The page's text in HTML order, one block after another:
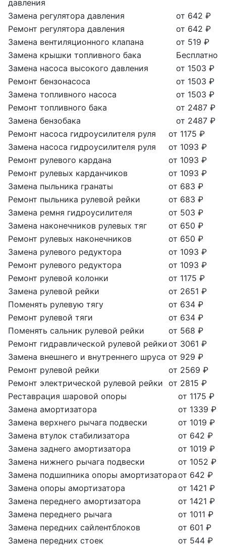
давления
Замена регулятора давления
от 642 ₽
Ремонт регулятора давления
от 642 ₽
Замена вентиляционного клапана
от 519 ₽
Замена крышки топливного бака
Бесплатно
Замена насоса высокого давления
от 1503 ₽
Ремонт бензонасоса
от 1503 ₽
Замена топливного насоса
от 1503 ₽
Ремонт топливного бака
от 2487 ₽
Замена бензобака
от 2487 ₽
Ремонт насоса гидроусилителя руля
от 1175 ₽
Замена насоса гидроусилителя руля
от 1093 ₽
Ремонт рулевого кардана
от 1093 ₽
Ремонт рулевых карданчиков
от 1093 ₽
Замена пыльника гранаты
от 683 ₽
Ремонт пыльника рулевой рейки
от 683 ₽
Замена ремня гидроусилителя
от 503 ₽
Замена наконечников рулевых тяг
от 650 ₽
Ремонт рулевых наконечников
от 650 ₽
Замена рулевого редуктора
от 1093 ₽
Ремонт рулевого редуктора
от 1093 ₽
Ремонт рулевой колонки
от 1175 ₽
Замена рулевой рейки
от 2651 ₽
Поменять рулевую тягу
от 634 ₽
Ремонт рулевой тяги
от 634 ₽
Поменять сальник рулевой рейки
от 568 ₽
Ремонт гидравлической рулевой рейкиот 3061 ₽
Замена внешнего и внутреннего шруса от 929 ₽
Ремонт рулевой рейки
от 2569 ₽
Ремонт электрической рулевой рейки от 2815 ₽
Реставрация шаровой опоры
от 1175 ₽
Замена амортизатора
от 1339 ₽
Замена верхнего рычага подвески
от 1019 ₽
Замена втулок стабилизатора
от 642 ₽
Замена заднего амортизатора
от 1019 ₽
Замена нижнего рычага подвески
от 1052 ₽
Замена подшипника опоры амортизатораот 642 ₽
Замена опоры амортизатора
от 1421 ₽
Замена переднего амортизатора
от 1421 ₽
Замена переднего рычага
от 1011 ₽
Замена передних сайлентблоков
от 601 ₽
Замена передних стоек
от 544 ₽